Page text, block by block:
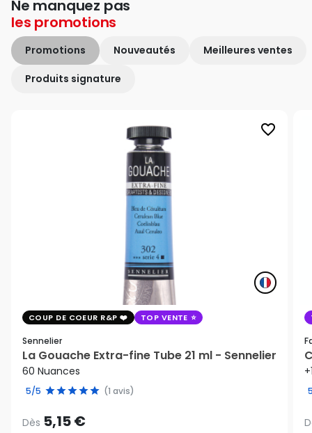
Ne manquez pas
les promotions
Promotions Nouveautés Meilleures ventes
Produits signature
favorite_border
COUP DE COEUR R&P TOP VENTE
Sennelier
La Gouache Extra-fine Tube 21 ml - Sennelier
60 Nuances
5/5 (1 avis)
Dès 5,15 €